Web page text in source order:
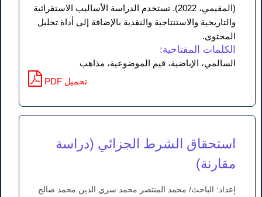
(المقيمي، 2022). تستخدم الدراسة الأساليب الاستقرائية
والتاريخية والاستنتاجية والنقدية بالإضافة إلى أداة تحليل
المحتوى.
الكلمات المفتاحية:
السالمي، الإباضية، قيم الموضوعية، مذاهب
PDF تحميل
استحقاق الشرط الجزائي (دراسة
مقارنة)
إعداد: الباحث/ محمد المنتصر محمد سري الدين محمد صالح